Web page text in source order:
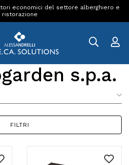
economici del settore alberghiero e
ristorazione
s.p.a.
FILTRI